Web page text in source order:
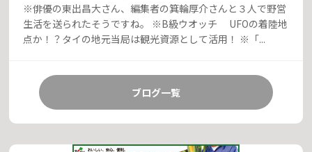
※俳優の東出昌大さん、編集者の箕輪厚介さんと３人で野営
生活を送られたそうですね。 ※B級ウオッチ UFOの着陸地
点か！？タイの地元当局は観光資源として活用！ ※「...
ブログ一覧